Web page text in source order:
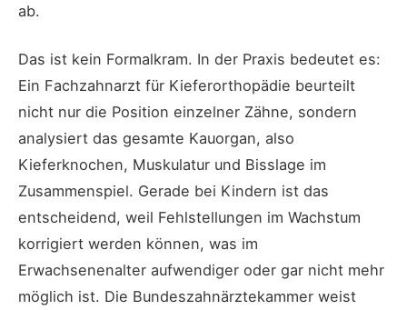
ab.
Das ist kein Formalkram. In der Praxis bedeutet es:
Ein Fachzahnarzt für Kieferorthopädie beurteilt
nicht nur die Position einzelner Zähne, sondern
analysiert das gesamte Kauorgan, also
Kieferknochen, Muskulatur und Bisslage im
Zusammenspiel. Gerade bei Kindern ist das
entscheidend, weil Fehlstellungen im Wachstum
korrigiert werden können, was im
Erwachsenenalter aufwendiger oder gar nicht mehr
möglich ist. Die Bundeszahnärztekammer weist